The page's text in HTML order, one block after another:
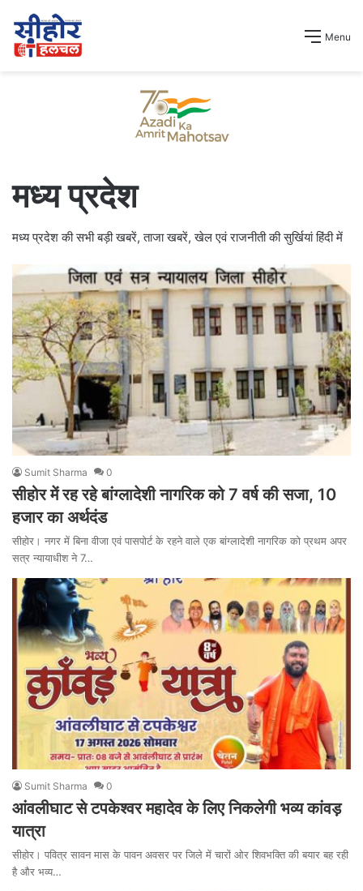
Menu
मध्य प्रदेश
मध्य प्रदेश की सभी बड़ी खबरें, ताजा खबरें, खेल एवं राजनीती की सुर्खियां हिंदी में
Sumit Sharma 0
सीहोर में रह रहे बांग्लादेशी नागरिक को 7 वर्ष की सजा, 10
हजार का अर्थदंड
सीहोर। नगर में बिना वीजा एवं पासपोर्ट के रहने वाले एक बांग्लादेशी नागरिक को प्रथम अपर
सत्र न्यायाधीश ने 7…
Sumit Sharma 0
आंवलीघाट से टपकेश्वर महादेव के लिए निकलेगी भव्य कांवड़
यात्रा
सीहोर। पवित्र सावन मास के पावन अवसर पर जिले में चारों ओर शिवभक्ति की बयार बह रही
है और भव्य…